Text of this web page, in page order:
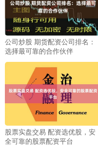
公司炒股 期货配资公司排名：
选择最可靠的合作伙伴
股票实盘交易 配资选优股，安
全可靠的股票配资平台